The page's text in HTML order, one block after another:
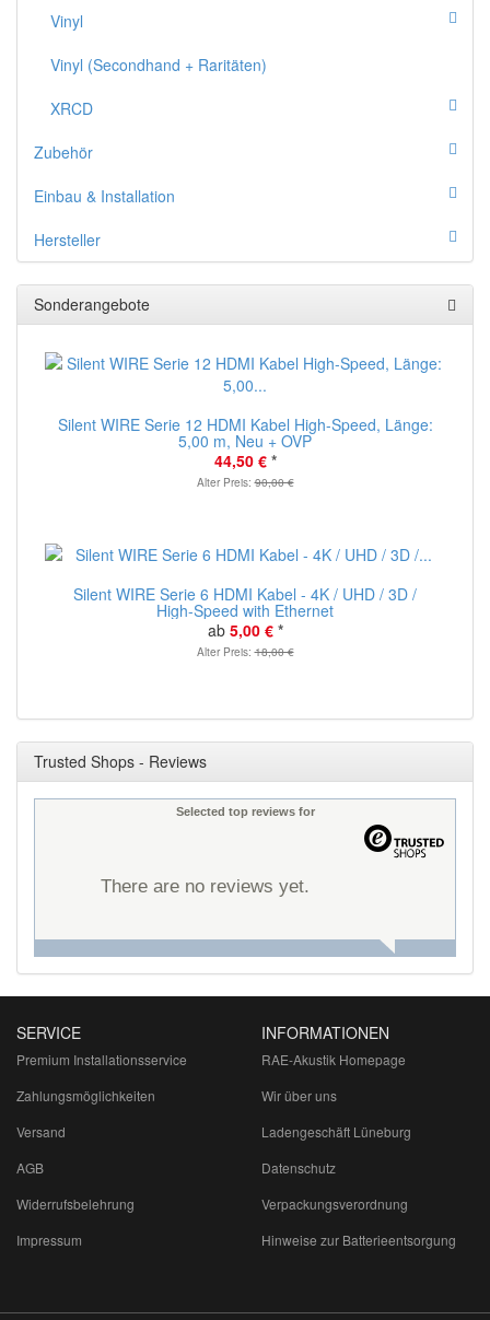
Vinyl
Vinyl (Secondhand + Raritäten)
XRCD
Zubehör
Einbau & Installation
Hersteller
Sonderangebote
Silent WIRE Serie 12 HDMI Kabel High-Speed, Länge:
5,00 m, Neu + OVP
44,50 € *
Alter Preis:90,00 €
Silent WIRE Serie 6 HDMI Kabel - 4K / UHD / 3D /
High-Speed with Ethernet
ab 5,00 € *
Alter Preis:18,00 €
Trusted Shops - Reviews
Selected top reviews for
There are no reviews yet.
SERVICE
Premium Installationsservice
Zahlungsmöglichkeiten
Versand
AGB
Widerrufsbelehrung
Impressum
INFORMATIONEN
RAE-Akustik Homepage
Wir über uns
Ladengeschäft Lüneburg
Datenschutz
Verpackungsverordnung
Hinweise zur Batterieentsorgung